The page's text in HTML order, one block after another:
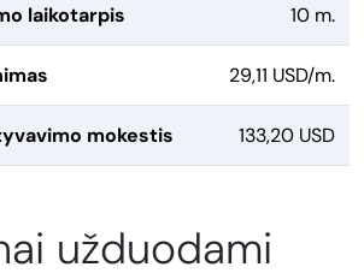
laikotarpis 10 m.
29,11 USD/m.
mokestis 133,20 USD
užduodami